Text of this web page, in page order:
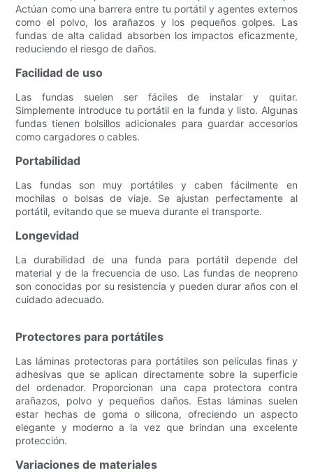
Actúan como una barrera entre tu portátil y agentes externos
como el polvo, los arañazos y los pequeños golpes. Las
fundas de alta calidad absorben los impactos eficazmente,
reduciendo el riesgo de daños.
Facilidad de uso
Las fundas suelen ser fáciles de instalar y quitar.
Simplemente introduce tu portátil en la funda y listo. Algunas
fundas tienen bolsillos adicionales para guardar accesorios
como cargadores o cables.
Portabilidad
Las fundas son muy portátiles y caben fácilmente en
mochilas o bolsas de viaje. Se ajustan perfectamente al
portátil, evitando que se mueva durante el transporte.
Longevidad
La durabilidad de una funda para portátil depende del
material y de la frecuencia de uso. Las fundas de neopreno
son conocidas por su resistencia y pueden durar años con el
cuidado adecuado.
Protectores para portátiles
Las láminas protectoras para portátiles son películas finas y
adhesivas que se aplican directamente sobre la superficie
del ordenador. Proporcionan una capa protectora contra
arañazos, polvo y pequeños daños. Estas láminas suelen
estar hechas de goma o silicona, ofreciendo un aspecto
elegante y moderno a la vez que brindan una excelente
protección.
Variaciones de materiales